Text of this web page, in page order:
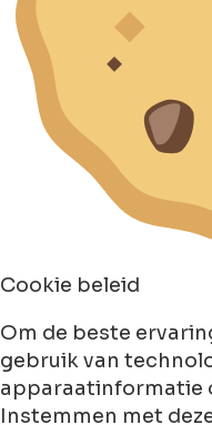
Cookie beleid
Om de beste
gebruik van
apparaatinformatie
Instemmen met